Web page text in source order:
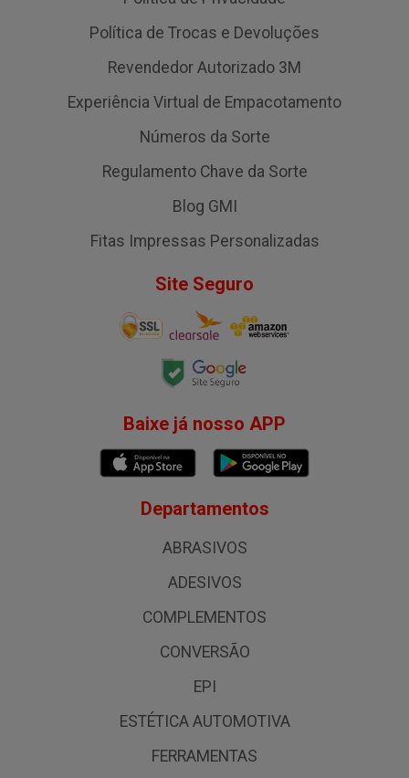
Política de Trocas e Devoluções
Revendedor Autorizado 3M
Experiência Virtual de Empacotamento
Números da Sorte
Regulamento Chave da Sorte
Blog GMI
Fitas Impressas Personalizadas
Site Seguro
Baixe já nosso APP
Departamentos
ABRASIVOS
ADESIVOS
COMPLEMENTOS
CONVERSÃO
EPI
ESTÉTICA AUTOMOTIVA
FERRAMENTAS